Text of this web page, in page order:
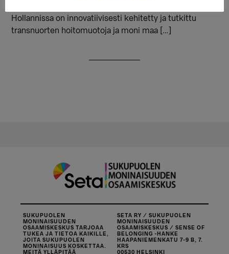
Hollannissa on innovatiivisesti kehitetty ja tutkittu
transnuorten hoitomuotoja ja moni maa […]
SUKUPUOLEN
MONINAISUUDEN
OSAAMISKESKUS TARJOAA
TUKEA JA TIETOA KAIKILLE,
JOITA SUKUPUOLEN
MONINAISUUS KOSKETTAA.
MEITÄ YLLÄPITÄÄ
SETA RY / SUKUPUOLEN
MONINAISUUDEN
OSAAMISKESKUS / SENSE OF
BELONGING -HANKE
HAAPANIEMENKATU 7-9 B, 7.
KRS
00530 HELSINKI